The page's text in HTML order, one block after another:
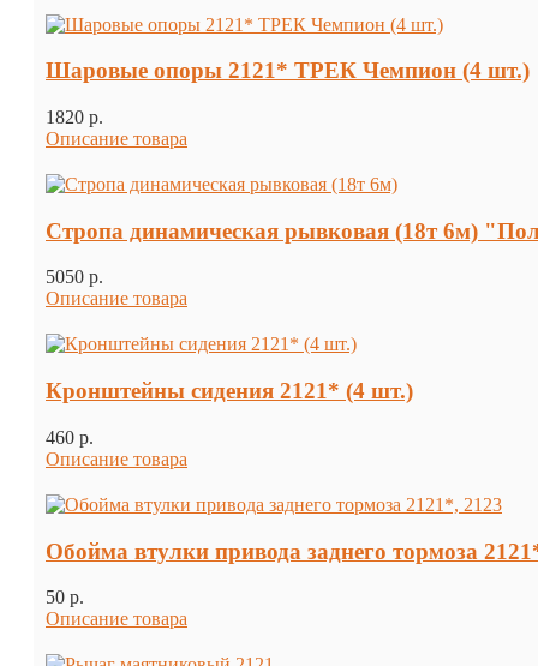
Шаровые опоры 2121* ТРЕК Чемпион (4 шт.)
1820 p.
Описание товара
Стропа динамическая рывковая (18т 6м)
5050 p.
Описание товара
Кронштейны сидения 2121* (4 шт.)
460 p.
Описание товара
Обойма втулки привода заднего тормоза
50 p.
Описание товара